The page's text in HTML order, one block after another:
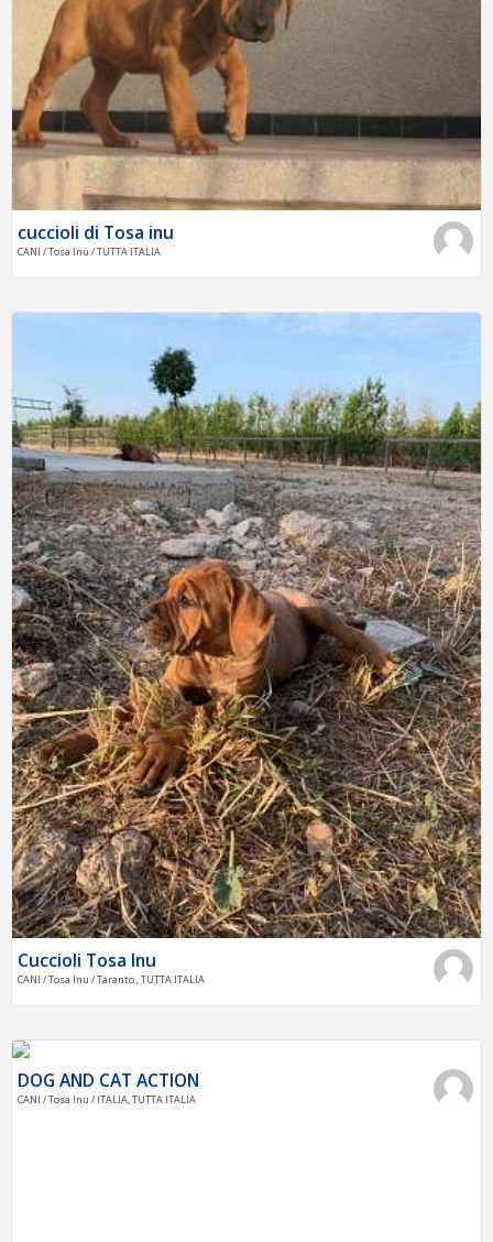
cuccioli di Tosa inu
CANI / Tosa Inu / TUTTA ITALIA
Cuccioli Tosa Inu
CANI / Tosa Inu / Taranto , TUTTA ITALIA
DOG AND CAT ACTION
CANI / Tosa Inu / ITALIA, TUTTA ITALIA